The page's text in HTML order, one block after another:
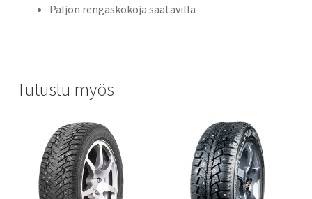
Paljon rengaskokoja saatavilla
Tutustu myös